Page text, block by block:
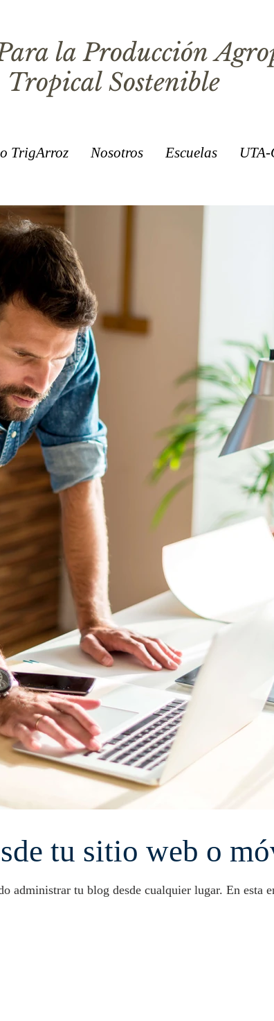
la Producción
Tropical Sostenible
TrigArroz Nosotros Escuelas
tu sitio web o
En Wix nos hemos ocupado de